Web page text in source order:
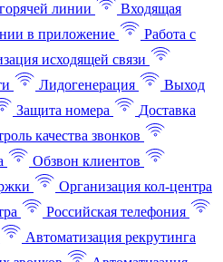
линии
Входящая
в приложение
Работа с
исходящей связи
Лидогенерация
Выход
Защита номера
Доставка
качества звонков
Обзвон клиентов
Организация кол-центра
Российская телефония
Автоматизация рекрутинга